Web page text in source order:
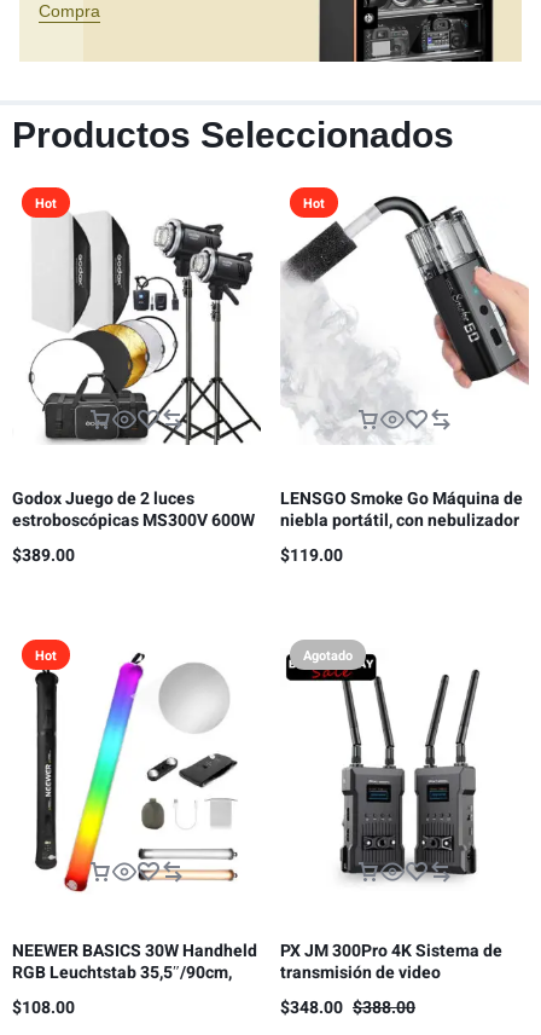
Compra
Productos Seleccionados
Hot
Godox Juego de 2 luces
estroboscópicas MS300V 600W
para estudio
$389.00
Hot
LENSGO Smoke Go Máquina de
niebla portátil, con nebulizador
de control remoto para
fotografía
$119.00
Hot
NEEWER BASICS 30W Handheld
RGB Leuchtstab 35,5″/90cm,
5000mAh Typ C 45W in/30W Out
$108.00
Agotado
PX JM 300Pro 4K Sistema de
transmisión de video
inalámbrico, transmisor y
receptor HDMI, 300m
$388.00
$348.00